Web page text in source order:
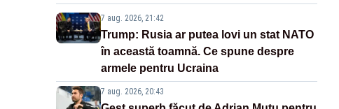
7 aug. 2026, 21:42
Trump: Rusia ar putea lovi un stat NATO
în această toamnă. Ce spune despre
armele pentru Ucraina
7 aug. 2026, 20:43